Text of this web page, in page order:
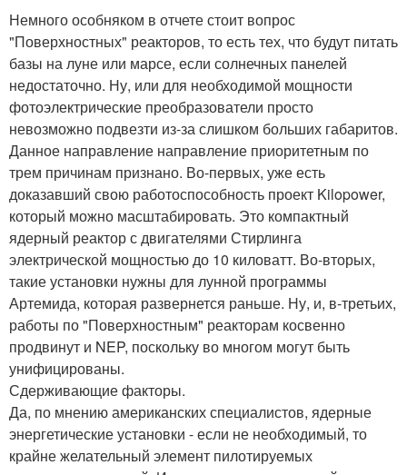
Немного особняком в отчете стоит вопрос
"Поверхностных" реакторов, то есть тех, что будут питать
базы на луне или марсе, если солнечных панелей
недостаточно. Ну, или для необходимой мощности
фотоэлектрические преобразователи просто
невозможно подвезти из-за слишком больших габаритов.
Данное направление направление приоритетным по
трем причинам признано. Во-первых, уже есть
доказавший свою работоспособность проект Kilopower,
который можно масштабировать. Это компактный
ядерный реактор с двигателями Стирлинга
электрической мощностью до 10 киловатт. Во-вторых,
такие установки нужны для лунной программы
Артемида, которая развернется раньше. Ну, и, в-третьих,
работы по "Поверхностным" реакторам косвенно
продвинут и NEP, поскольку во многом могут быть
унифицированы.
Сдерживающие факторы.
Да, по мнению американских специалистов, ядерные
энергетические установки - если не необходимый, то
крайне желательный элемент пилотируемых